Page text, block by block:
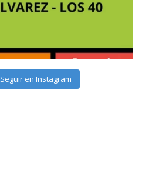
Seguir en Instagram